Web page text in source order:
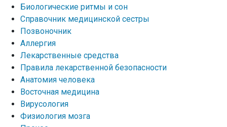
Биологические ритмы и сон
Справочник медицинской сестры
Позвоночник
Аллергия
Лекарственные средства
Правила лекарственной безопасности
Aнатомия человека
Восточная медицина
Вирусология
Физиология мозга